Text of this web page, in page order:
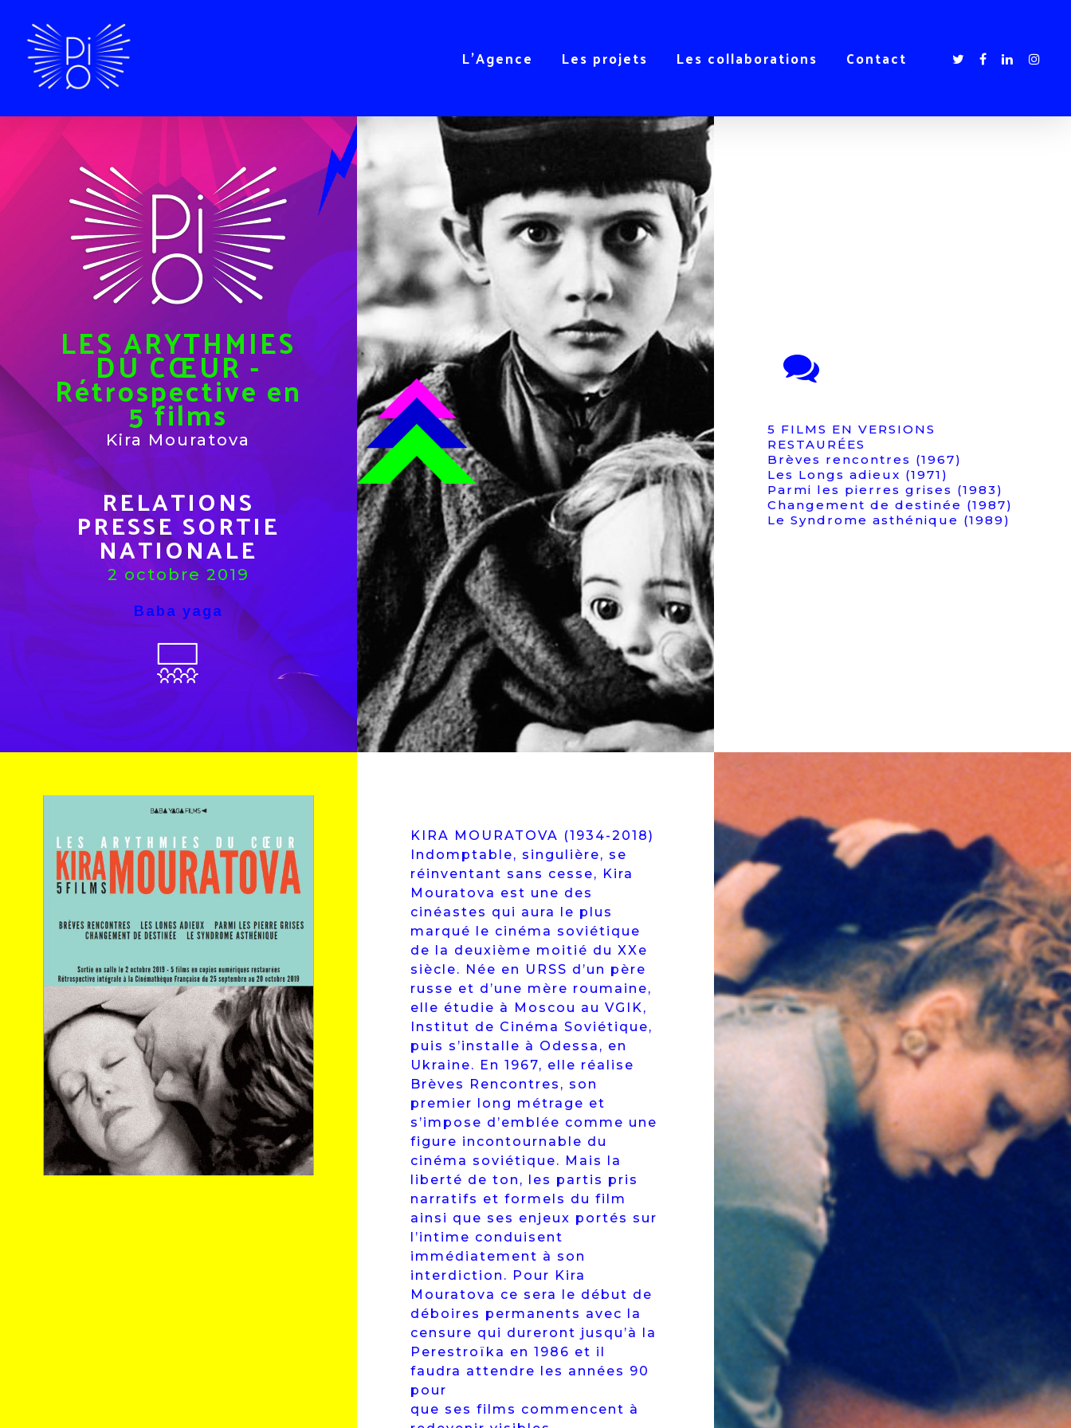
L’Agence Les projets Les collaborations Contact
LES ARYTHMIES
DU CŒUR -
Rétrospective en
5 films
Kira Mouratova
RELATIONS
PRESSE SORTIE
NATIONALE
2 octobre 2019
Baba yaga
5 FILMS EN VERSIONS
RESTAURÉES
Brèves rencontres (1967)
Les Longs adieux (1971)
Parmi les pierres grises (1983)
Changement de destinée (1987)
Le Syndrome asthénique (1989)
KIRA MOURATOVA (1934-2018)
Indomptable, singulière, se
réinventant sans cesse, Kira
Mouratova est une des
cinéastes qui aura le plus
marqué le cinéma soviétique
de la deuxième moitié du XXe
siècle. Née en URSS d’un père
russe et d’une mère roumaine,
elle étudie à Moscou au VGIK,
Institut de Cinéma Soviétique,
puis s’installe à Odessa, en
Ukraine. En 1967, elle réalise
Brèves Rencontres, son
premier long métrage et
s’impose d’emblée comme une
figure incontournable du
cinéma soviétique. Mais la
liberté de ton, les partis pris
narratifs et formels du film
ainsi que ses enjeux portés sur
l’intime conduisent
immédiatement à son
interdiction. Pour Kira
Mouratova ce sera le début de
déboires permanents avec la
censure qui dureront jusqu’à la
Perestroïka en 1986 et il
faudra attendre les années 90
pour
que ses films commencent à